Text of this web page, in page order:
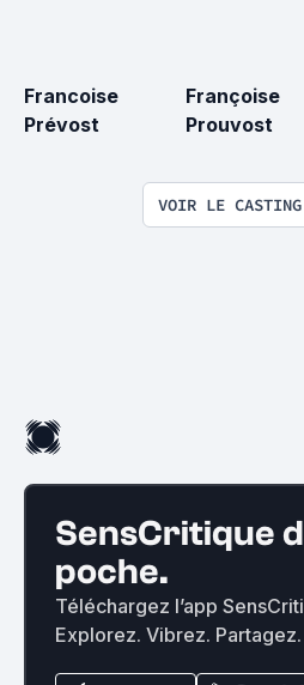
Francoise
Prévost
Françoise
Prouvost
VOIR LE CASTING
SensCritique
poche.
Téléchargez l’app
Explorez. Vibrez. Partagez.